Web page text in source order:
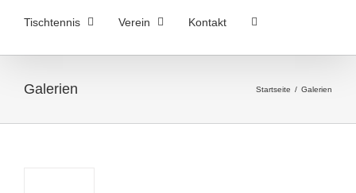
Tischtennis Verein Kontakt
Galerien Startseite / Galerien